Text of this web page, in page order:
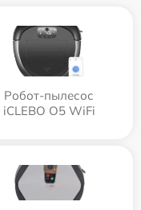
Робот-пылесос
iCLEBO O5 WiFi